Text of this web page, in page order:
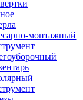
монтажный